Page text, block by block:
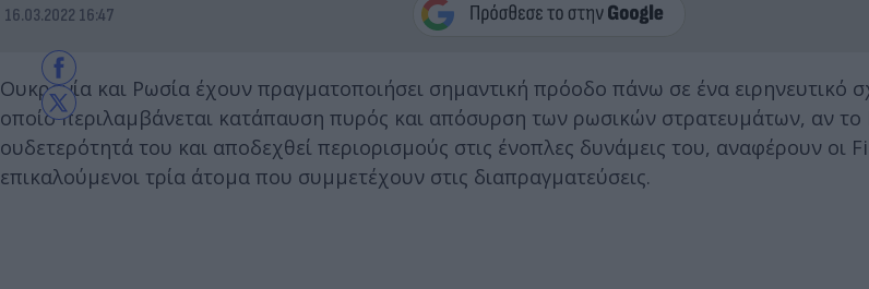
16.03.2022 16:47
Ουκρανία και Ρωσία έχουν πραγματοποιήσει σημαντική πρόοδο πάνω σε ένα ειρηνευτικό
οποίο περιλαμβάνεται κατάπαυση πυρός και απόσυρση των ρωσικών στρατευμάτων, αν το
ουδετερότητά του και αποδεχθεί περιορισμούς στις ένοπλες δυνάμεις του, αναφέρουν οι
επικαλούμενοι τρία άτομα που συμμετέχουν στις διαπραγματεύσεις.